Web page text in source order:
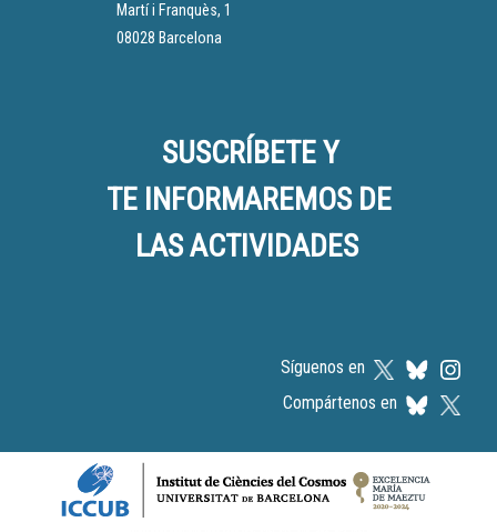
Martí i Franquès, 1
08028 Barcelona
SUSCRÍBETE Y
TE INFORMAREMOS DE
LAS ACTIVIDADES
Síguenos en
Compártenos en
Logos footer